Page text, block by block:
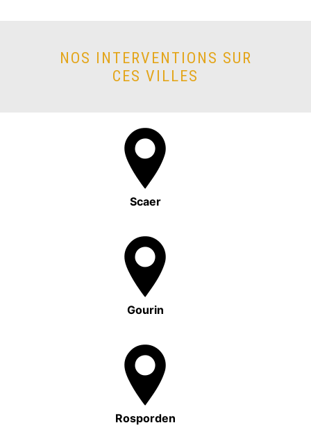
NOS INTERVENTIONS SUR
CES VILLES
Scaer
Gourin
Rosporden